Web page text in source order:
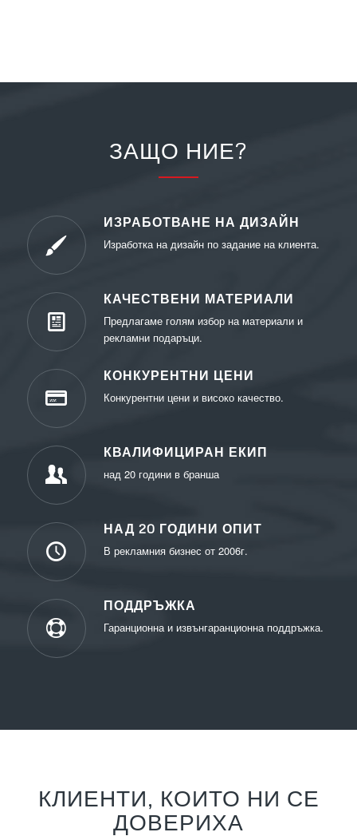
ЗАЩО НИЕ?
ИЗРАБОТВАНЕ НА ДИЗАЙН
Изработка на дизайн по задание на клиента.
КАЧЕСТВЕНИ МАТЕРИАЛИ
Предлагаме голям избор на материали и
рекламни подаръци.
КОНКУРЕНТНИ ЦЕНИ
Конкурентни цени и високо качество.
КВАЛИФИЦИРАН ЕКИП
над 20 години в бранша
НАД 20 ГОДИНИ ОПИТ
В рекламния бизнес от 2006г.
ПОДДРЪЖКА
Гаранционна и извънгаранционна поддръжка.
КЛИЕНТИ, КОИТО НИ СЕ
ДОВЕРИХА